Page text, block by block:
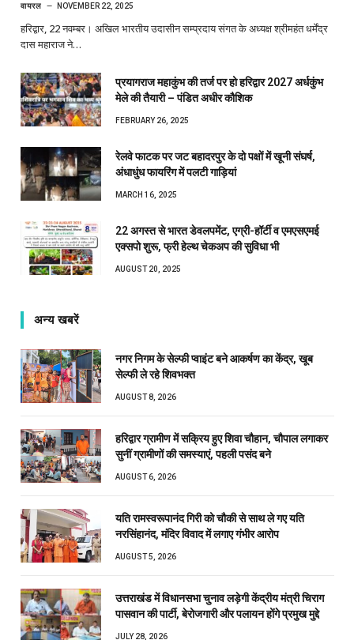
वायरल NOVEMBER 22, 2025
हरिद्वार, 22 नवम्बर। अखिल भारतीय उदासीन सम्प्रदाय संगत के अध्यक्ष श्रीमहंत धर्मेंद्र
दास महाराज ने…
प्रयागराज महाकुंभ की तर्ज पर हो हरिद्वार 2027 अर्धकुंभ
मेले की तैयारी – पंडित अधीर कौशिक
FEBRUARY 26, 2025
रेलवे फाटक पर जट बहादरपुर के दो पक्षों में खूनी संघर्ष,
अंधाधुंध फायरिंग में पलटी गाड़ियां
MARCH 16, 2025
22 अगस्त से भारत डेवलपमेंट, एग्री-हॉर्टी व एमएसएमई
एक्सपो शुरू, फ्री हेल्थ चेकअप की सुविधा भी
AUGUST 20, 2025
अन्य खबरें
नगर निगम के सेल्फी प्वाइंट बने आकर्षण का केंद्र, खूब
सेल्फी ले रहे शिवभक्त
AUGUST 8, 2026
हरिद्वार ग्रामीण में सक्रिय हुए शिवा चौहान, चौपाल लगाकर
सुनीं ग्रामीणों की समस्याएं, पहली पसंद बने
AUGUST 6, 2026
यति रामस्वरूपानंद गिरी को चौकी से साथ ले गए यति
नरसिंहानंद, मंदिर विवाद में लगाए गंभीर आरोप
AUGUST 5, 2026
उत्तराखंड में विधानसभा चुनाव लड़ेगी केंद्रीय मंत्री चिराग
पासवान की पार्टी, बेरोजगारी और पलायन होंगे प्रमुख मुद्दे
JULY 28, 2026